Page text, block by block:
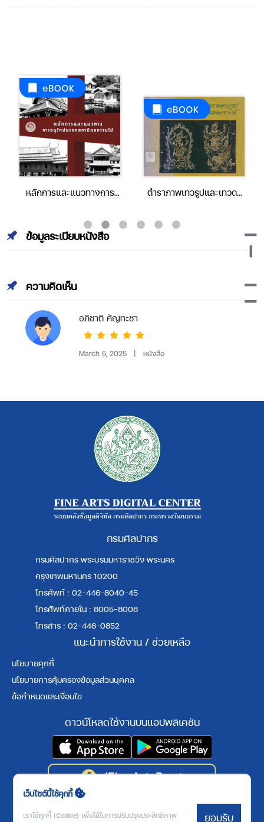
หลักการและแนวทางการ
ตำราภาพเทวรูปและเทวดา
ข้อมูลระเบียบหนังสือ
ความคิดเห็น
อภิชาติ คัญทะชา
March 5, 2025 หนังสือ
เว็บไซต์นี้ใช้คุกกี้
เราใช้คุกกี้ (Cookie) เพื่อใช้ในการปรับปรุงประสิทธิภาพ ยอมรับ
กรมศิลปากร
กรมศิลปากร พระบรมมหาราชวัง พระนคร
กรุงเทพมหานคร 10200
โทรศัพท์ : 02-446-8040-45
โทรศัพท์ภายใน : 8005-8008
โทรสาร : 02-446-0852
แนะนำการใช้งาน / ช่วยเหลือ
นโยบายคุกกี้
นโยบายการคุ้มครองข้อมูลส่วนบุคคล
ข้อกำหนดและเงื่อนไข
ดาวน์โหลดใช้งานบนแอปพลิเคชัน
3 9 1 5 5 9